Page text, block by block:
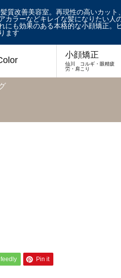
質改善美容室。再現性の高いカット
カラーなどキレイな髪になりたい人
にも効果のある本格的な小顔矯正。
ます
小顔矯正
仙川 コルギ・眼精疲
労・肩こり
feedly Pin it